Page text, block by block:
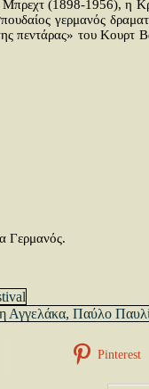
(1898-1956), η
γερμανός
πεντάρας» του Κουρτ
Γερμανός.
Αγγελάκα, Παύλο
Pinterest